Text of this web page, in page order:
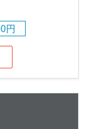
円